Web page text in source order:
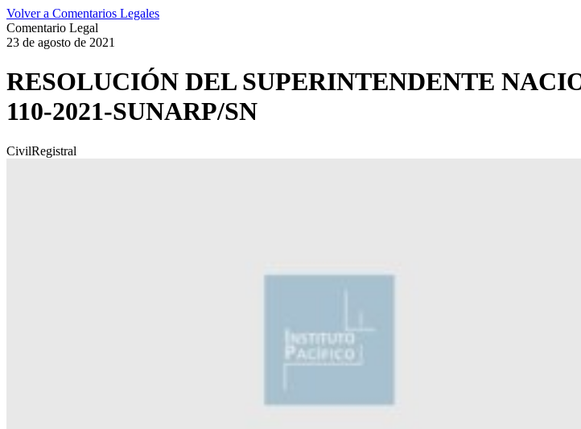
Volver a Comentarios Legales
Comentario Legal
23 de agosto de 2021
RESOLUCIÓN DEL SUPERINTENDENTE
110-2021-SUNARP/SN
CivilRegistral